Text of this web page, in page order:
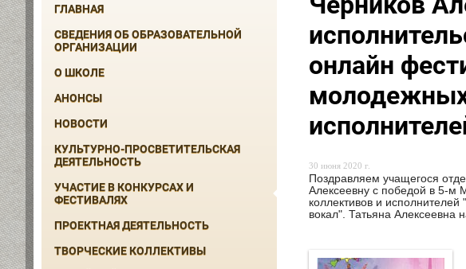
ГЛАВНАЯ
СВЕДЕНИЯ ОБ ОБРАЗОВАТЕЛЬНОЙ
ОРГАНИЗАЦИИ
О ШКОЛЕ
АНОНСЫ
НОВОСТИ
КУЛЬТУРНО-ПРОСВЕТИТЕЛЬСКАЯ
ДЕЯТЕЛЬНОСТЬ
УЧАСТИЕ В КОНКУРСАХ И
ФЕСТИВАЛЯХ
ПРОЕКТНАЯ ДЕЯТЕЛЬНОСТЬ
ТВОРЧЕСКИЕ КОЛЛЕКТИВЫ
онлайн
30 июня 2020 г.
Поздравляем учащегося
Алексеевну с победой в 5-м
коллективов и
вокал". Татьяна Алексеевна